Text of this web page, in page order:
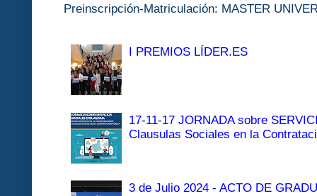
Preinscripción-Matriculación: MASTER
I PREMIOS LÍDER.ES
17-11-17 JORNADA sobre
Clausulas Sociales en la
3 de Julio 2024 - ACTO DE